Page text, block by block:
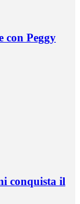
con Peggy
conquista il